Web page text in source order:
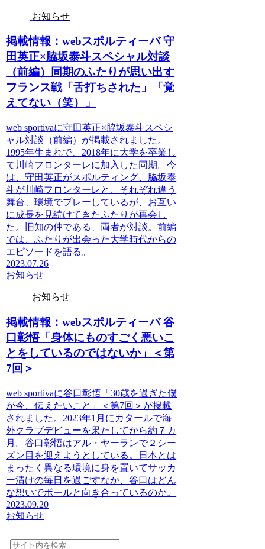
お知らせ
掲載情報：webスポルティーバ 守
田英正×脇坂泰斗スペシャル対談
（前編）同期のふたりが思い出す
フランス戦「舌打ちされた」「覚
えてない（笑）」
web sportivaに守田英正×脇坂泰斗スペシ
ャル対談（前編）が掲載されました。
1995年生まれで、2018年に大学を卒業し
て川崎フロンターレに加入した同期。今
は、守田英正がスポルティング、脇坂泰
斗が川崎フロンターレと、それぞれ違う
舞台、環境でプレーしているが、お互い
に成長を見続けてきたふたりが再会し
た。旧知の仲である、両者が対談。前編
では、ふたりが出会った大学時代からの
エピソードを語る。
2023.07.26
お知らせ
お知らせ
掲載情報：webスポルティーバ 谷
口彰悟「身体にものすごく悪いこ
とをしているのではないか」＜第
7回＞
web sportivaに谷口彰悟「30歳を過ぎた僕
が今、伝えたいこと」＜第7回＞が掲載
されました。2023年1月にカタールで海
外クラブデビューを果たしてから約７カ
月。谷口彰悟はアル・ヤーランで２シー
ズン目を迎えようとしている。日本とは
まったく異なる環境に身を置いてサッカ
ー漬けの毎日を過ごすなか、谷口はどん
な想いでボールと向き合っているのか。
2023.09.20
お知らせ